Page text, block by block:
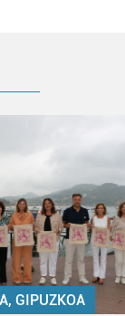
GIPUZKOA